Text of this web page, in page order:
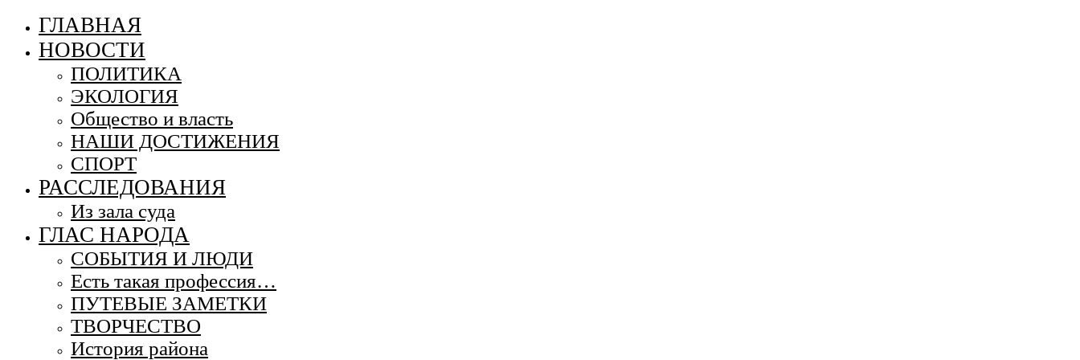
ГЛАВНАЯ
НОВОСТИ
ПОЛИТИКА
ЭКОЛОГИЯ
Общество и власть
НАШИ ДОСТИЖЕНИЯ
СПОРТ
РАССЛЕДОВАНИЯ
Из зала суда
ГЛАС НАРОДА
СОБЫТИЯ И ЛЮДИ
Есть такая профессия…
ПУТЕВЫЕ ЗАМЕТКИ
ТВОРЧЕСТВО
История района